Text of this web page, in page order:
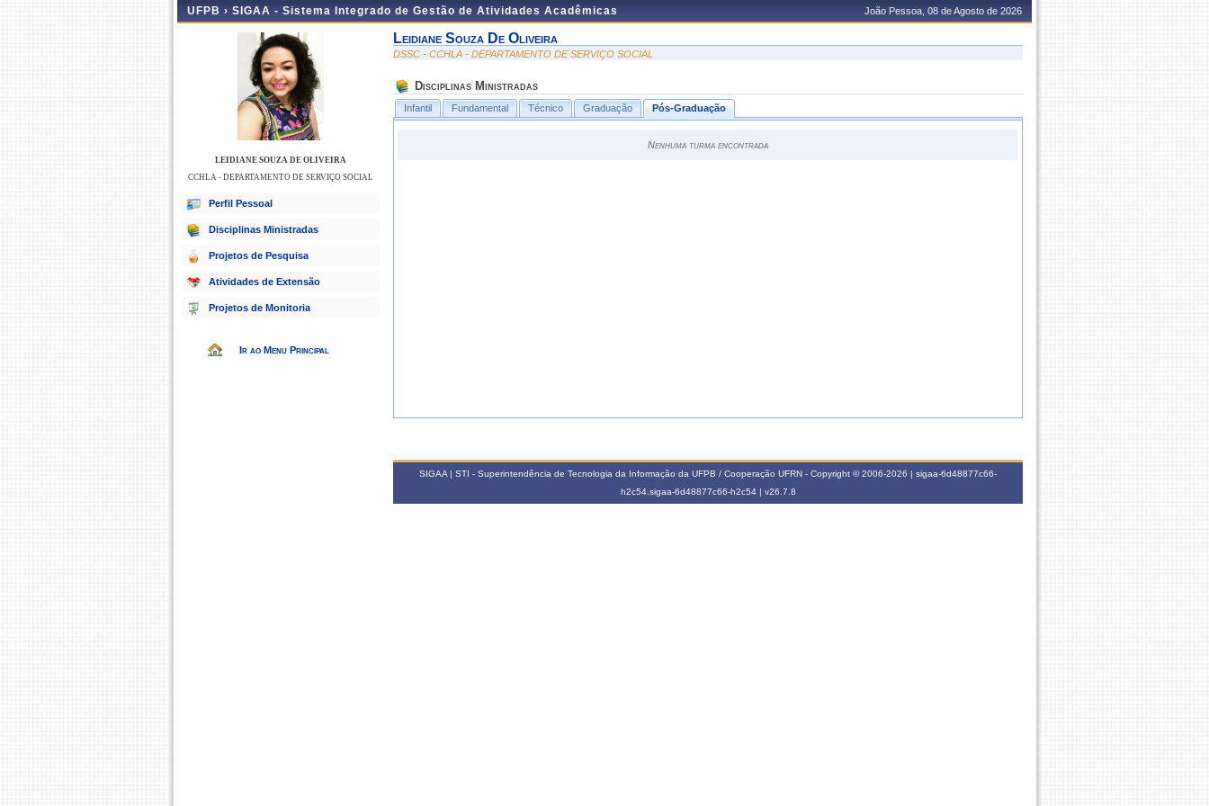
UFPB › SIGAA - Sistema Integrado de Gestão de Atividades Acadêmicas João Pessoa, 08 de Agosto de 2026
LEIDIANE SOUZA DE OLIVEIRA
CCHLA - DEPARTAMENTO DE SERVIÇO SOCIAL
Perfil Pessoal
Disciplinas Ministradas
Projetos de Pesquisa
Atividades de Extensão
Projetos de Monitoria
Ir ao Menu Principal
Leidiane Souza De Oliveira
DSSC - CCHLA - DEPARTAMENTO DE SERVIÇO SOCIAL
Disciplinas Ministradas
Infantil Fundamental Técnico Graduação Pós-Graduação
Nenhuma turma encontrada
SIGAA | STI - Superintendência de Tecnologia da Informação da UFPB / Cooperação UFRN - Copyright © 2006-2026 | sigaa-6d48877c66-
h2c54.sigaa-6d48877c66-h2c54 | v26.7.8